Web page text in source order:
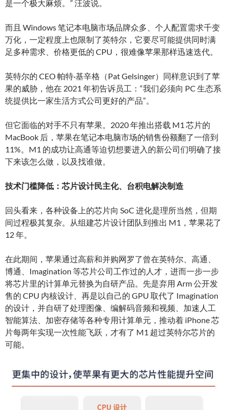
是一个极大麻烦。” 汪波说。
而且 Windows 笔记本电脑市场品牌众多、个人配置需求千变
万化，一定程度上也限制了英特尔，它要尽可能提供同时满
足多种需求、价格更低的 CPU，很难像苹果那样迅速迭代。
英特尔的 CEO 帕特·基辛格（Pat Gelsinger）同样意识到了苹
果的威胁，他在 2021 年初告诉员工：“我们必须向 PC 生态系
统提供比一家生活方式公司更好的产品”。
但它面临的对手不只有苹果。2020 年推出搭载 M1 芯片的
MacBook 后，苹果在笔记本电脑市场的销售份额翻了一倍到
11%。M1 的成功让高通等迫切想要进入的新公司们明确了接
下来该怎么做，以及找谁做。
技术门槛降低：芯片设计民主化、台积电解决制造
回头看来，各种设备上的芯片向 SoC 进化是理所当然，但期
间过程极其复杂。从组建芯片设计团队到推出 M1，苹果花了
12 年。
在此期间，苹果通过高薪和并购网罗了曾在英特尔、高通、
博通、Imagination 等芯片公司工作过的人才，进而一步一步
将芯片里的计算单元替换为自研产品。先是弃用 Arm 公开发
售的 CPU 内核设计、再是以自己的 GPU 取代了 Imagination
的设计，并自研了处理图像、编解码音频和视频、加速人工
智能算法、加密存储等各种专用计算单元，推动着 iPhone 芯
片每两年实现一次性能飞跃，才有了 M1 超过英特尔芯片的
可能。